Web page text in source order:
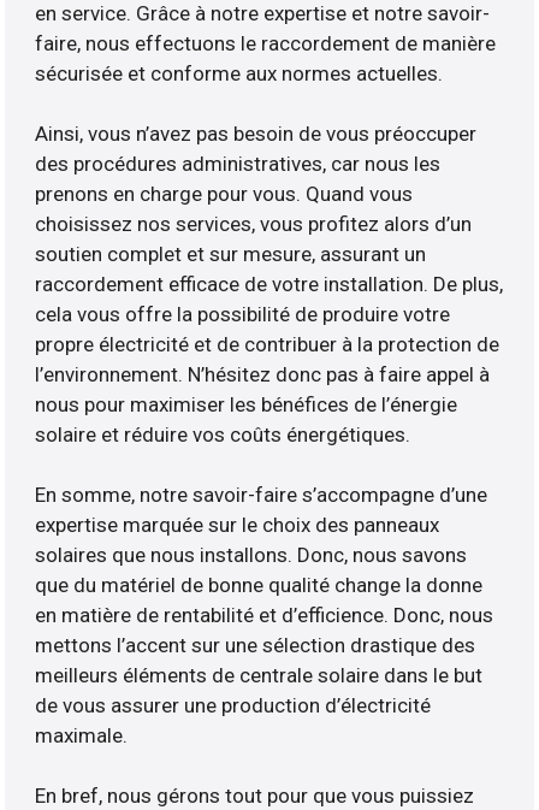
en service. Grâce à notre expertise et notre savoir-
faire, nous effectuons le raccordement de manière
sécurisée et conforme aux normes actuelles.
Ainsi, vous n’avez pas besoin de vous préoccuper
des procédures administratives, car nous les
prenons en charge pour vous. Quand vous
choisissez nos services, vous profitez alors d’un
soutien complet et sur mesure, assurant un
raccordement efficace de votre installation. De plus,
cela vous offre la possibilité de produire votre
propre électricité et de contribuer à la protection de
l’environnement. N’hésitez donc pas à faire appel à
nous pour maximiser les bénéfices de l’énergie
solaire et réduire vos coûts énergétiques.
En somme, notre savoir-faire s’accompagne d’une
expertise marquée sur le choix des panneaux
solaires que nous installons. Donc, nous savons
que du matériel de bonne qualité change la donne
en matière de rentabilité et d’efficience. Donc, nous
mettons l’accent sur une sélection drastique des
meilleurs éléments de centrale solaire dans le but
de vous assurer une production d’électricité
maximale.
En bref, nous gérons tout pour que vous puissiez